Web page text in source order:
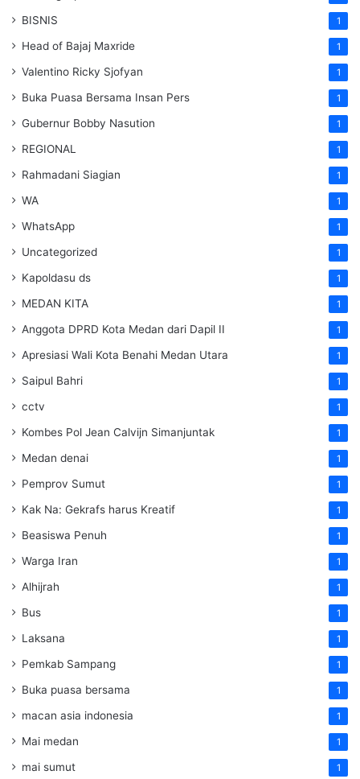
BISNIS 1
Head of Bajaj Maxride 1
Valentino Ricky Sjofyan 1
Buka Puasa Bersama Insan Pers 1
Gubernur Bobby Nasution 1
REGIONAL 1
Rahmadani Siagian 1
WA 1
WhatsApp 1
Uncategorized 1
Kapoldasu ds 1
MEDAN KITA 1
Anggota DPRD Kota Medan dari Dapil II 1
Apresiasi Wali Kota Benahi Medan Utara 1
Saipul Bahri 1
cctv 1
Kombes Pol Jean Calvijn Simanjuntak 1
Medan denai 1
Pemprov Sumut 1
Kak Na: Gekrafs harus Kreatif 1
Beasiswa Penuh 1
Warga Iran 1
Alhijrah 1
Bus 1
Laksana 1
Pemkab Sampang 1
Buka puasa bersama 1
macan asia indonesia 1
Mai medan 1
mai sumut 1